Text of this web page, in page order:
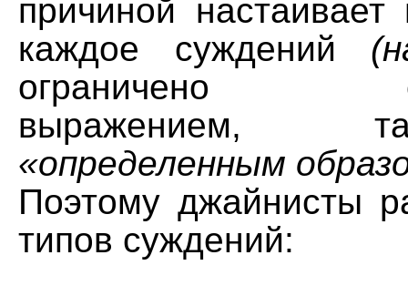
причиной
каждое суждений
ограничено
выражением,
«определенным
Поэтому джайнисты
типов суждений: